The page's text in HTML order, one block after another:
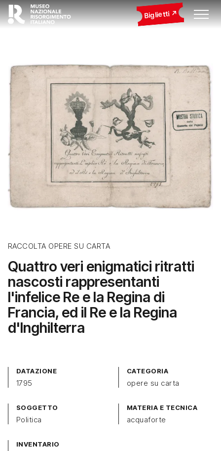
Biglietti
RACCOLTA OPERE SU CARTA
Quattro veri enigmatici ritratti
nascosti rappresentanti
l'infelice Re e la Regina di
Francia, ed il Re e la Regina
d'Inghilterra
DATAZIONE
1795
CATEGORIA
opere su carta
SOGGETTO
Politica
MATERIA E TECNICA
acquaforte
INVENTARIO